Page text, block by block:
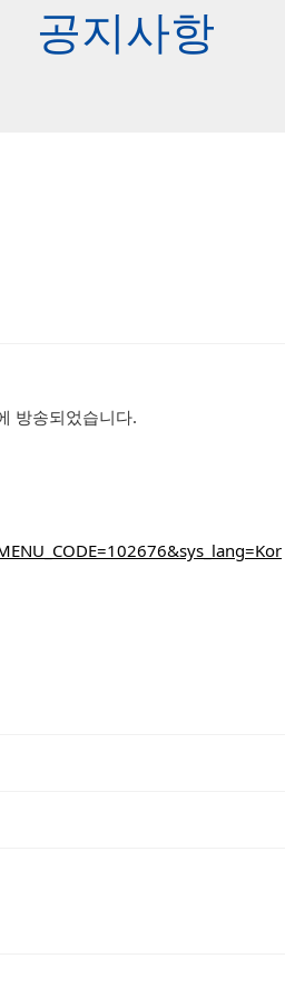
공지사항
방송되었습니다.